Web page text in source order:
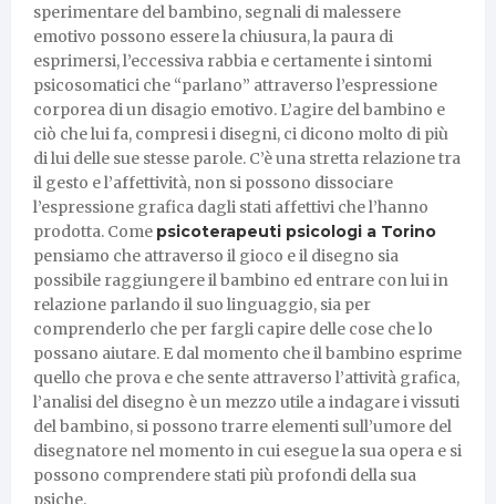
sperimentare del bambino, segnali di malessere
emotivo possono essere la chiusura, la paura di
esprimersi, l’eccessiva rabbia e certamente i sintomi
psicosomatici che “parlano” attraverso l’espressione
corporea di un disagio emotivo. L’agire del bambino e
ciò che lui fa, compresi i disegni, ci dicono molto di più
di lui delle sue stesse parole. C’è una stretta relazione tra
il gesto e l’affettività, non si possono dissociare
l’espressione grafica dagli stati affettivi che l’hanno
prodotta. Come psicoterapeuti psicologi a Torino
pensiamo che attraverso il gioco e il disegno sia
possibile raggiungere il bambino ed entrare con lui in
relazione parlando il suo linguaggio, sia per
comprenderlo che per fargli capire delle cose che lo
possano aiutare. E dal momento che il bambino esprime
quello che prova e che sente attraverso l’attività grafica,
l’analisi del disegno è un mezzo utile a indagare i vissuti
del bambino, si possono trarre elementi sull’umore del
disegnatore nel momento in cui esegue la sua opera e si
possono comprendere stati più profondi della sua
psiche.